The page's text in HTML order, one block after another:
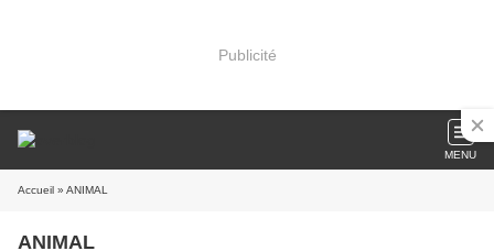
Publicité
MENU
Accueil » ANIMAL
ANIMAL